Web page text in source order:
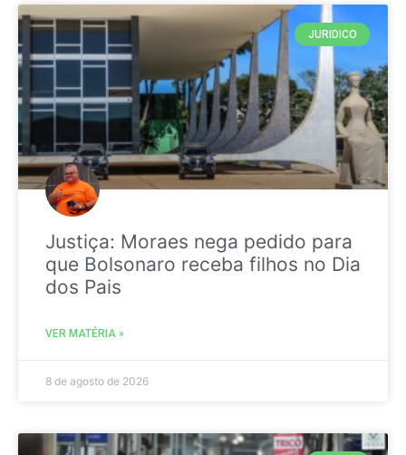
JURIDICO
Justiça: Moraes nega pedido para
que Bolsonaro receba filhos no Dia
dos Pais
VER MATÉRIA »
8 de agosto de 2026